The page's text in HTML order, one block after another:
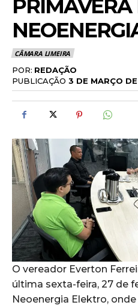
CÂMARA LIMEIRA
POR: REDAÇÃO
PUBLICAÇÃO 3 DE MARÇO
O vereador Everton
última sexta-feira, 27 de
Neoenergia Elektro,